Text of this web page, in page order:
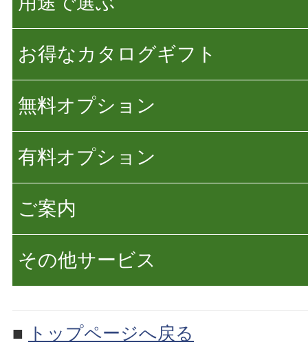
お得なカタログギフト
無料オプション
有料オプション
ご案内
その他サービス
■ トップページへ戻る